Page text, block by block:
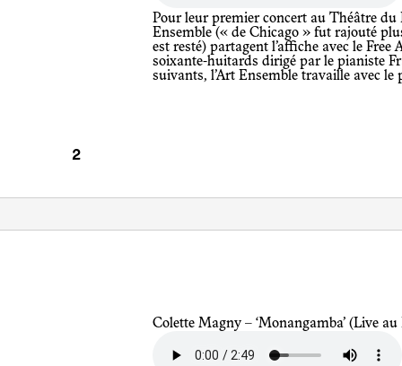
Pour leur premier concert au Théâtre du
Ensemble (« de Chicago » fut rajouté
est resté) partagent l’affiche avec le
soixante-huitards dirigé par le pianiste
suivants, l’Art Ensemble travaille avec
Colette Magny – ‘Monangamba’ (Live